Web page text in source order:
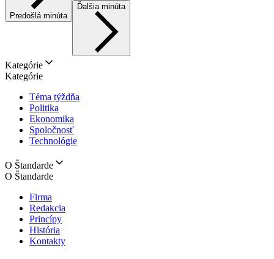
Predošlá minúta
Ďalšia minúta
Kategórie
Kategórie
Téma týždňa
Politika
Ekonomika
Spoločnosť
Technológie
O Štandarde
O Štandarde
Firma
Redakcia
Princípy
História
Kontakty